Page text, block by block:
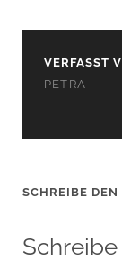
VERFASST
PETRA
SCHREIBE